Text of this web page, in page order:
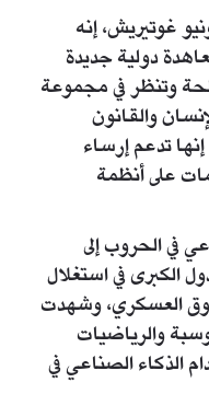
غوتيريش، إنه
معاهدة دولية جديدة
وتنظر في مجموعة
والقانون
أكثر من 100 دولة إنها تدعم إرساء
على أنظمة
في الحروب إلى
الكبرى في استغلال
العسكري، وشهدت
والرياضيات
الذكاء الصناعي في